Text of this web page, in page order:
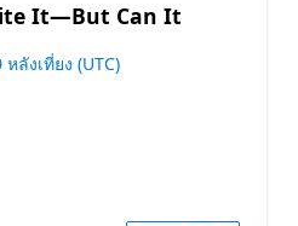
It—But Can It
ลังเที่ยง (UTC)